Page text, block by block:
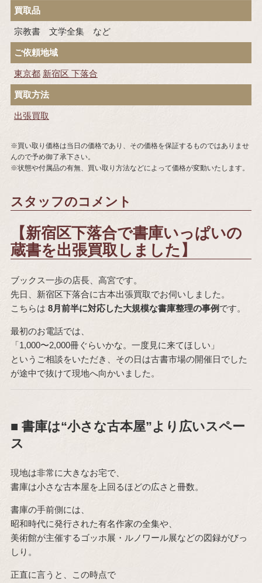
買取品
宗教書 文学全集 など
ご依頼地域
東京都 新宿区 下落合
買取方法
出張買取
※買い取り価格は当日の価格であり、その価格を保証するものではありませ
んので予め御了承下さい。
※状態や付属品の有無、買い取り方法などによって価格が変動いたします。
スタッフのコメント
【新宿区下落合で書庫いっぱいの
蔵書を出張買取しました】
ブックス一歩の店長、高宮です。
先日、新宿区下落合に古本出張買取でお伺いしました。
こちらは 8月前半に対応した大規模な書庫整理の事例 です。
最初のお電話では、
「1,000〜2,000冊ぐらいかな。一度見に来てほしい」
というご相談をいただき、その日は古書市場の開催日でした
が途中で抜けて現地へ向かいました。
■ 書庫は“小さな古本屋”より広いスペー
ス
現地は非常に大きなお宅で、
書庫は小さな古本屋を上回るほどの広さと冊数。
書庫の手前側には、
昭和時代に発行された有名作家の全集や、
美術館が主催するゴッホ展・ルノワール展などの図録がびっ
しり。
正直に言うと、この時点で